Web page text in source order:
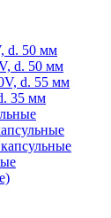
d. 50 мм
d. 50 мм
d. 55 мм
35 мм